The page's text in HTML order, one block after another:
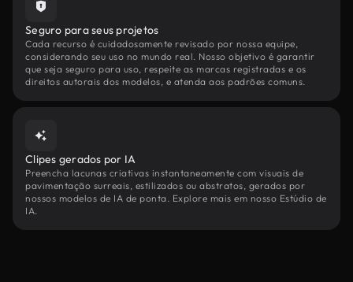
Seguro para seus projetos
Cada recurso é cuidadosamente revisado por nossa equipe,
considerando seu uso no mundo real. Nosso objetivo é garantir
que seja seguro para uso, respeite as marcas registradas e os
direitos autorais dos modelos, e atenda aos padrões comuns.
Clipes gerados por IA
Preencha lacunas criativas instantaneamente com visuais de
pavimentação surreais, estilizados ou abstratos, gerados por
nossos modelos de IA de ponta. Explore mais em nosso Estúdio de
IA.